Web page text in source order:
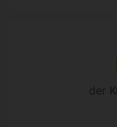
der